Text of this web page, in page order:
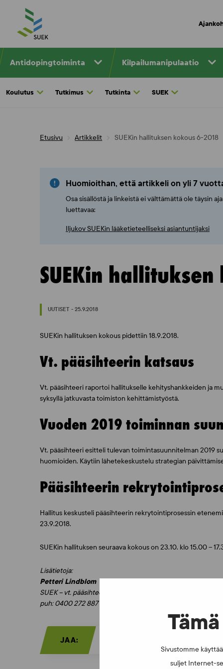
Sivustomme
suljet Internet-
content
Antidopingtoiminta Kilpailumanipulaatio
Koulutus Tutkimus Tutkinta SUEK
Etusivu Artikkelit SUEKin hallituksen kokous 6-2018
Huomioithan, että artikkeli on yli 7
Osa sisällöstä ja linkeistä ei välttämättä ole täysin
luettavaa:
Iljukov SUEKin lääketieteelliseksi asiantuntijaksi
SUEKin
UUTISET - 25.9.2018
SUEKin hallituksen kokous pidettiin 18.9.2018.
Vt. pääsihteerin katsaus
Vt. pääsihteeri raportoi hallitukselle kehityshankkeiden ja
syksyllä jatkuvasta toimiston kehittämistyöstä.
Vuoden 2019 toiminnan
Vt. pääsihteeri esitteli tulevan toimintasuunnitelman 2019
huomioiden. Käytiin lähetekeskustelu strategian
Pääsihteerin
Hallitus keskusteli pääsihteerin rekrytointiprosessin
23.9.2018.
SUEKin hallituksen seuraava kokous on 23.10. klo 15.00 –
Lisätietoja:
Petteri Lindblom
SUEK – vt. pääsihteeri, lakiasiainjohtaja
puh: 0400 272 887
JAA: